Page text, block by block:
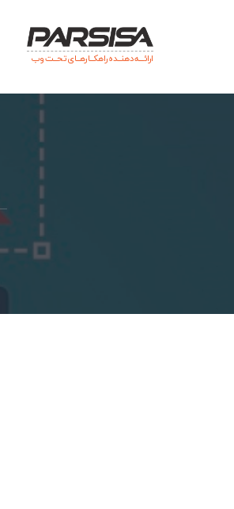
ارائـــه دهنــده راهکــارهــای تحــت وب